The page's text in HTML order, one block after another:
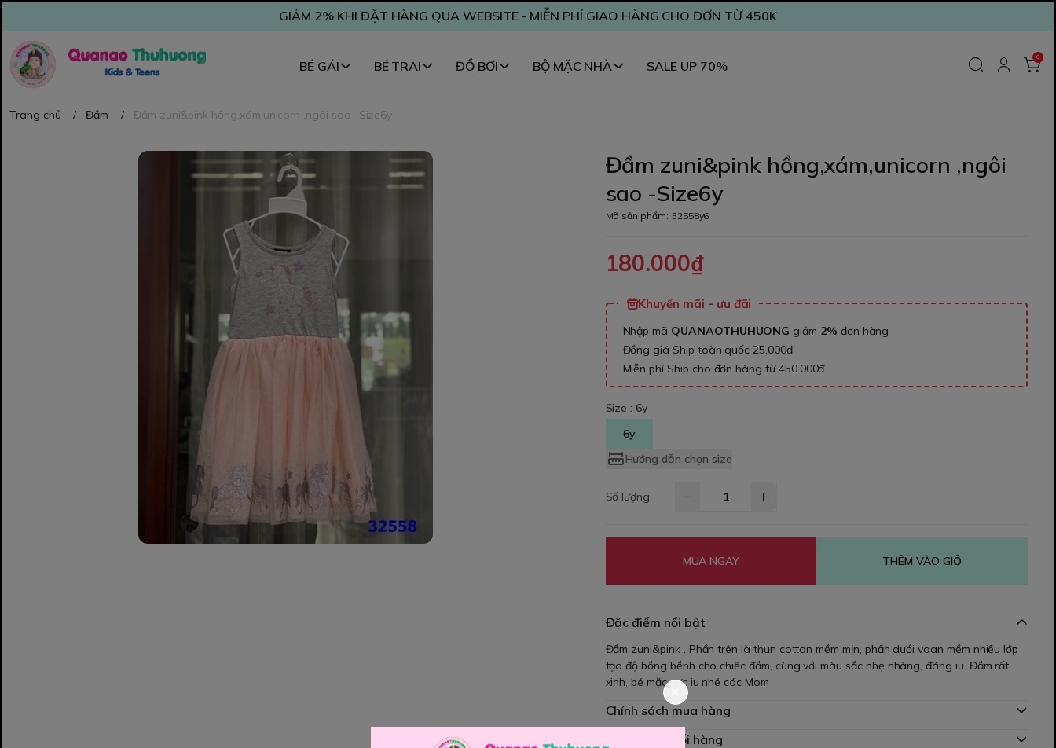
GIẢM 2% KHI ĐẶT HÀNG QUA WEBSITE - MIỄN PHÍ GIAO HÀNG CHO ĐƠN TỪ 450K
BÉ GÁI BÉ TRAI ĐỒ BƠI BỘ MẶC NHÀ SALE UP 70%
0
Trang chủ / Đầm / Đầm zuni&pink hồng,xám,unicorn ,ngôi sao -Size6y
Đầm zuni&pink hồng,xám,unicorn ,ngôi
sao -Size6y
Mã sản phẩm: 32558y6
180.000₫
Khuyến mãi - ưu đãi
Nhập mã QUANAOTHUHUONG giảm 2% đơn hàng
Đồng giá Ship toàn quốc 25.000đ
Miễn phí Ship cho đơn hàng từ 450.000đ
Size :6y
6y
Hướng dẫn chọn size
Số lượng
MUA NGAY THÊM VÀO GIỎ
Đặc điểm nổi bật
Đầm zuni&pink . Phần trên là thun cotton mềm mịn, phần dưới voan mềm nhiều lớp
tạo độ bồng bềnh cho chiếc đầm, cùng với màu sắc nhẹ nhàng, đáng iu. Đầm rất
xinh, bé mặc cực iu nhé các Mom
Chính sách mua hàng
Chính sách đổi hàng